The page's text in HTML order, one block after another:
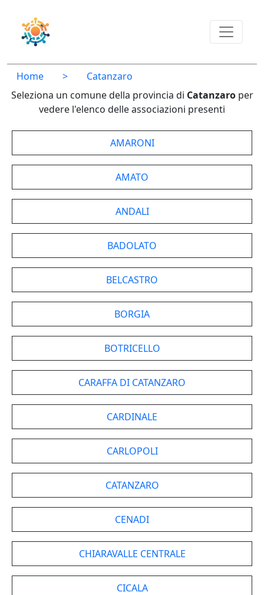
Home >
Catanzaro
Seleziona un comune della provincia di Catanzaroper
vedere l'elenco delle associazioni presenti
AMARONI
AMATO
ANDALI
BADOLATO
BELCASTRO
BORGIA
BOTRICELLO
CARAFFA DI CATANZARO
CARDINALE
CARLOPOLI
CATANZARO
CENADI
CHIARAVALLE CENTRALE
CICALA